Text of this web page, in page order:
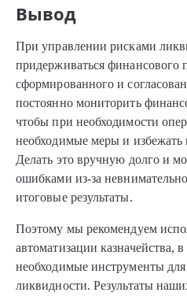
Вывод
При управлении рисками
придерживаться финансового
сформированного и
постоянно мониторить
чтобы при необходимости
необходимые меры и избежать
Делать это вручную долго и
ошибками из-за
итоговые результаты.
Поэтому мы рекомендуем
автоматизации казначейства,
необходимые инструменты
ликвидности. Результаты